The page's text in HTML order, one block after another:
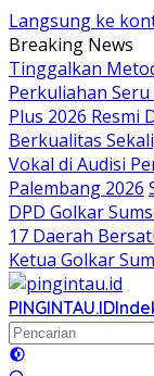
Langsung ke
Breaking News
Tinggalkan
Perkuliahan Seru
Plus 2026 Resmi
Berkualitas
Vokal di Audisi
Palembang 2026
DPD Golkar
17 Daerah
Ketua Golkar
PINGINTAU.ID